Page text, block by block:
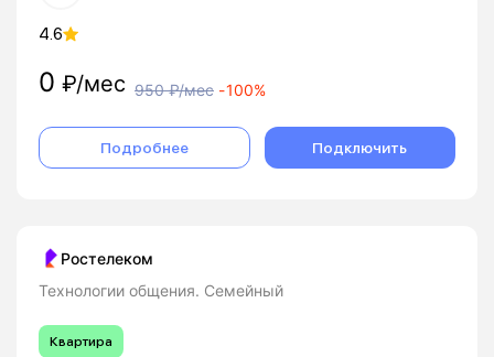
4.6
0 ₽/мес 950₽/мес -100%
Подробнее Подключить
Ростелеком
Технологии общения. Семейный
Квартира